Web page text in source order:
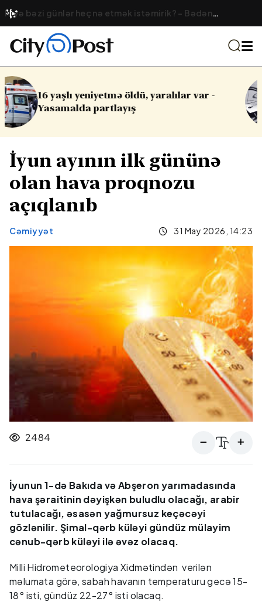
Niyə bəzi günlər heç nə etmək istəmirik? – Bədən
yorğunluğunun fərqli forması
var -
Cinayət işləri ilə bağlı vacib
İyun ayının ilk gününə
olan hava proqnozu
açıqlanıb
Cəmiyyət 31 May 2026, 14:23
2484
İyunun 1-də Bakıda və Abşeron yarımadasında
hava şəraitinin dəyişkən buludlu olacağı, arabir
tutulacağı, əsasən yağmursuz keçəcəyi
gözlənilir. Şimal-qərb küləyi gündüz mülayim
cənub-qərb küləyi ilə əvəz olacaq.
Milli Hidrometeorologiya Xidmətindən verilən
məlumata görə, sabah havanın temperaturu gecə 15-
18° isti, gündüz 22-27° isti olacaq.